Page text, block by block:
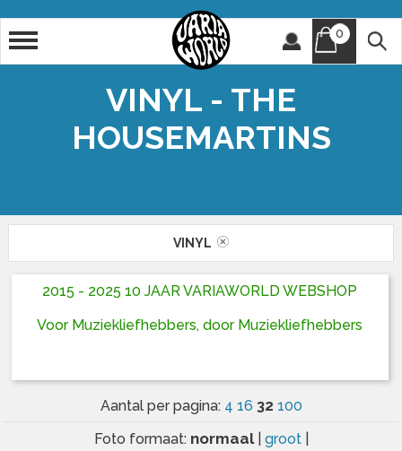
0
VINYL - THE
HOUSEMARTINS
VINYL
2015 - 2025 10 JAAR VARIAWORLD WEBSHOP
Voor Muziekliefhebbers, door Muziekliefhebbers
Aantal per pagina: 4 16 32 100
Foto formaat: normaal groot